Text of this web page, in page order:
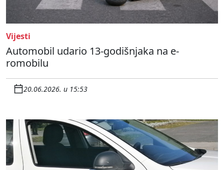
Vijesti
Automobil udario 13-godišnjaka na e-
romobilu
20.06.2026. u 15:53